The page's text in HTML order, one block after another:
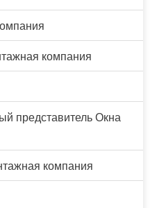
компания
представитель Окна
компания